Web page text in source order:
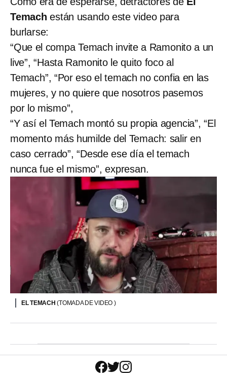
Temachestán usando este video para
burlarse:
“Que el compa Temach invite a Ramonito a un
live”, “Hasta Ramonito le quito foco al
Temach”, “Por eso el temach no confia en las
mujeres, y no quiere que nosotros pasemos
por lo mismo”,
“Y así el Temach montó su propia agencia”, “El
momento más humilde del Temach: salir en
caso cerrado”, “Desde ese día el temach
nunca fue el mismo”, expresan.
EL TEMACH(TOMADA DE VIDEO )